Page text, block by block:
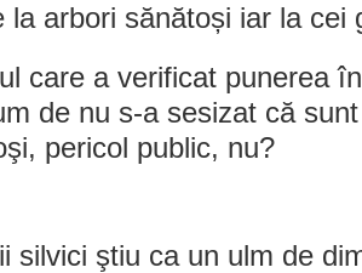
la arbori sănătoși iar la cei
care a verificat punerea
de nu s-a sesizat că
pericol public, nu?
silvici ştiu ca un ulm de